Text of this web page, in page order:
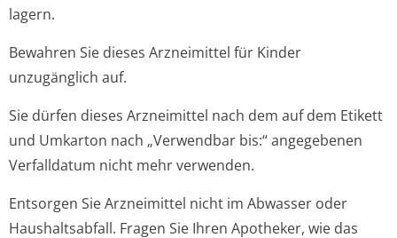
lagern.
Bewahren Sie dieses Arzneimittel für Kinder
unzugänglich auf.
Sie dürfen dieses Arzneimittel nach dem auf dem Etikett
und Umkarton nach „Verwendbar bis:“ angegebenen
Verfalldatum nicht mehr verwenden.
Entsorgen Sie Arzneimittel nicht im Abwasser oder
Haushaltsabfall. Fragen Sie Ihren Apotheker, wie das